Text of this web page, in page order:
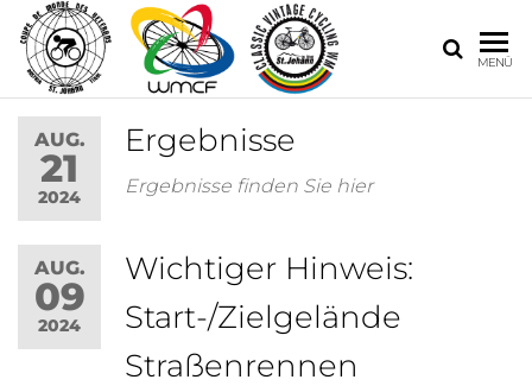
MENÜ
AUG.
21
2024
Ergebnisse
Ergebnisse finden Sie hier
AUG.
09
2024
Wichtiger Hinweis:
Start-/Zielgelände
Straßenrennen